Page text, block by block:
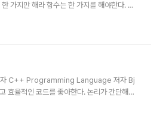
가지만 해라 함수는 한 가지를 해야한다. 하
상화 수준만을 가져야한다. 함수 내 모든 문장
다. 내려가기 규칙을 사용하면 코드를 위에서
를 작성할 수 있다. 한 함수 다음에는 추상화
. Switch 문 switch 문은 작게 만드는 것이 어
자 C++ Programming Language 저자 Bj
율적인 코드를 좋아한다. 논리가 간단해야
한다. 성능을 최적으로 유지해야 사람들이 원